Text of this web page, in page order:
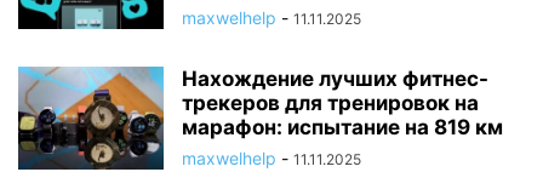
maxwelhelp - 11.11.2025
Нахождение лучших фитнес-
трекеров для тренировок на
марафон: испытание на 819 км
maxwelhelp - 11.11.2025